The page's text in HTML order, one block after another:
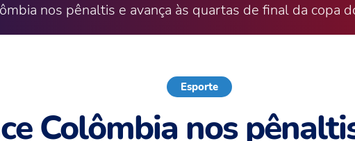
nos pênaltis e avança às quartas de final da copa
Esporte
Colômbia nos